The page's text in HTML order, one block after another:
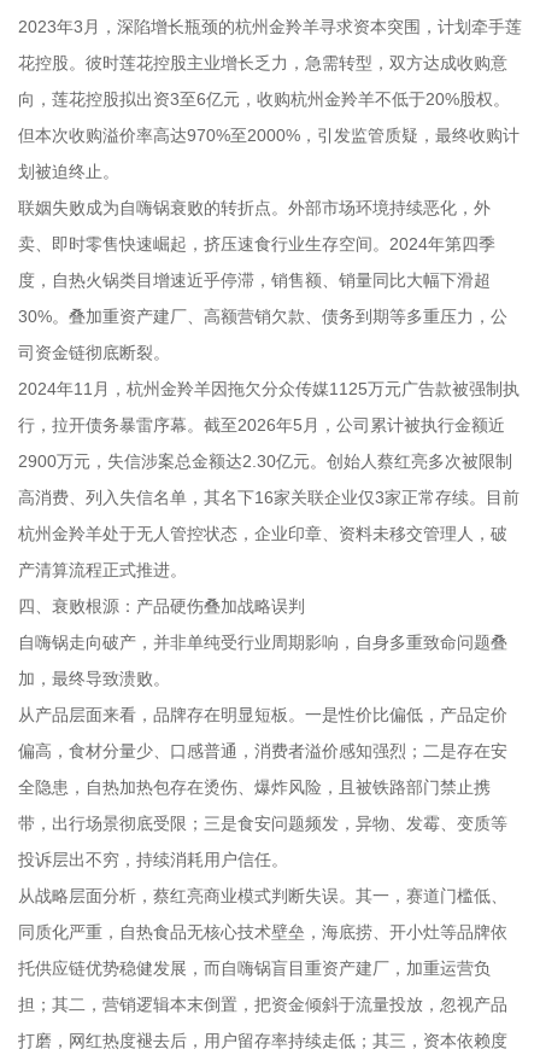
2023年3月，深陷增长瓶颈的杭州金羚羊寻求资本突围，计划牵手莲
花控股。彼时莲花控股主业增长乏力，急需转型，双方达成收购意
向，莲花控股拟出资3至6亿元，收购杭州金羚羊不低于20%股权。
但本次收购溢价率高达970%至2000%，引发监管质疑，最终收购计
划被迫终止。
联姻失败成为自嗨锅衰败的转折点。外部市场环境持续恶化，外
卖、即时零售快速崛起，挤压速食行业生存空间。2024年第四季
度，自热火锅类目增速近乎停滞，销售额、销量同比大幅下滑超
30%。叠加重资产建厂、高额营销欠款、债务到期等多重压力，公
司资金链彻底断裂。
2024年11月，杭州金羚羊因拖欠分众传媒1125万元广告款被强制执
行，拉开债务暴雷序幕。截至2026年5月，公司累计被执行金额近
2900万元，失信涉案总金额达2.30亿元。创始人蔡红亮多次被限制
高消费、列入失信名单，其名下16家关联企业仅3家正常存续。目前
杭州金羚羊处于无人管控状态，企业印章、资料未移交管理人，破
产清算流程正式推进。
四、衰败根源：产品硬伤叠加战略误判
自嗨锅走向破产，并非单纯受行业周期影响，自身多重致命问题叠
加，最终导致溃败。
从产品层面来看，品牌存在明显短板。一是性价比偏低，产品定价
偏高，食材分量少、口感普通，消费者溢价感知强烈；二是存在安
全隐患，自热加热包存在烫伤、爆炸风险，且被铁路部门禁止携
带，出行场景彻底受限；三是食安问题频发，异物、发霉、变质等
投诉层出不穷，持续消耗用户信任。
从战略层面分析，蔡红亮商业模式判断失误。其一，赛道门槛低、
同质化严重，自热食品无核心技术壁垒，海底捞、开小灶等品牌依
托供应链优势稳健发展，而自嗨锅盲目重资产建厂，加重运营负
担；其二，营销逻辑本末倒置，把资金倾斜于流量投放，忽视产品
打磨，网红热度褪去后，用户留存率持续走低；其三，资本依赖度